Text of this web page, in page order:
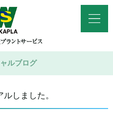
ルブログ
しました。